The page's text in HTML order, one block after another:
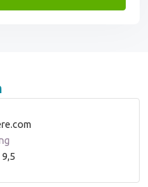
9,5